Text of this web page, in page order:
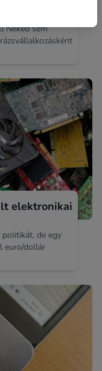
Neked sem
elektronikai
de egy
euro/dollár